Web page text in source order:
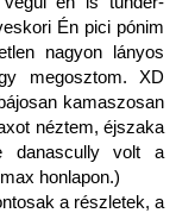
Én pici pónim
nagyon lányos
megosztom. XD
kamaszosan
néztem, éjszaka
danascully volt a
honlapon.)
a részletek, a